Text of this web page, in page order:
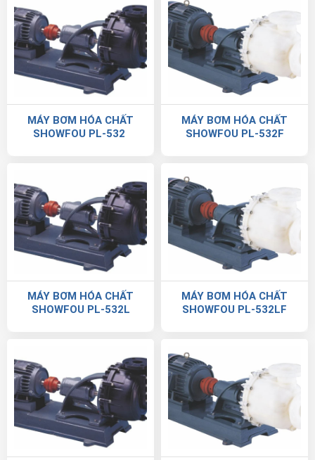
MÁY BƠM HÓA CHẤT
SHOWFOU PL-532
MÁY BƠM HÓA CHẤT
SHOWFOU PL-532F
MÁY BƠM HÓA CHẤT
SHOWFOU PL-532L
MÁY BƠM HÓA CHẤT
SHOWFOU PL-532LF